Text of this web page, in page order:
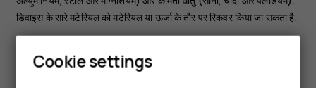
Smartphones
डिवाइस के सारे मटेरियल को मटेरियल या ऊर्जा के तौर पर रिकवर किया जा सकता है.
Cookie settings